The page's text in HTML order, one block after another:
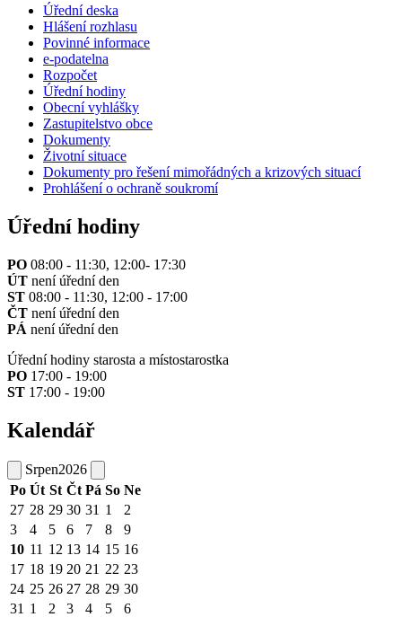
Úřední deska
Hlášení rozhlasu
Povinné informace
e-podatelna
Rozpočet
Úřední hodiny
Obecní vyhlášky
Zastupitelstvo obce
Dokumenty
Životní situace
Dokumenty pro řešení mimořádných a krizových situací
Prohlášení o ochraně soukromí
Úřední hodiny
PO 08:00 - 11:30, 12:00- 17:30
ÚT není úřední den
ST 08:00 - 11:30, 12:00 - 17:00
ČT není úřední den
PÁ není úřední den
Úřední hodiny starosta a místostarostka
PO 17:00 - 19:00
ST 17:00 - 19:00
Kalendář
Srpen2026
Po Út St Čt Pá So Ne
27 28 29 30 31 1
2
3
4 5 6 7 8
9
10 11 12 13 14 15 16
17 18 19 20 21 22 23
24 25 26 27 28 29 30
31 1 2 3 4 5 6